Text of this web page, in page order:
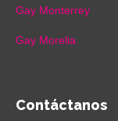
Gay Monterrey
Gay Morelia
Contáctanos